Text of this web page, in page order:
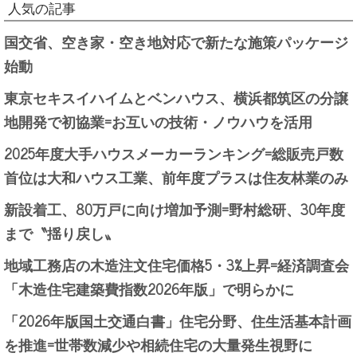
人気の記事
国交省、空き家・空き地対応で新たな施策パッケージ
始動
東京セキスイハイムとベンハウス、横浜都筑区の分譲
地開発で初協業=お互いの技術・ノウハウを活用
2025年度大手ハウスメーカーランキング=総販売戸数
首位は大和ハウス工業、前年度プラスは住友林業のみ
新設着工、80万戸に向け増加予測=野村総研、30年度
まで〝揺り戻し〟
地域工務店の木造注文住宅価格5・3%上昇=経済調査会
「木造住宅建築費指数2026年版」で明らかに
「2026年版国土交通白書」住宅分野、住生活基本計画
を推進=世帯数減少や相続住宅の大量発生視野に